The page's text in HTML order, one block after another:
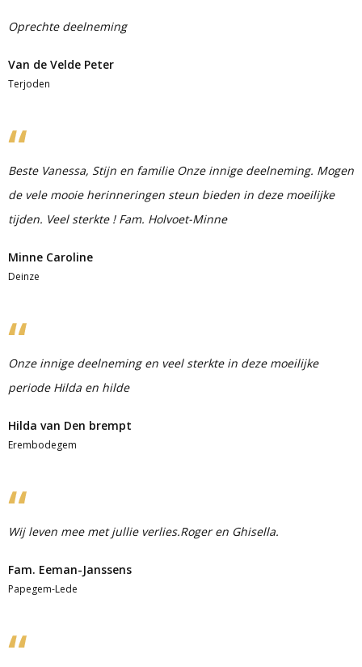
Oprechte deelneming
Van de Velde Peter
Terjoden
Beste Vanessa, Stijn en familie Onze innige deelneming. Mogen
de vele mooie herinneringen steun bieden in deze moeilijke
tijden. Veel sterkte ! Fam. Holvoet-Minne
Minne Caroline
Deinze
Onze innige deelneming en veel sterkte in deze moeilijke
periode Hilda en hilde
Hilda van Den brempt
Erembodegem
Wij leven mee met jullie verlies.Roger en Ghisella.
Fam. Eeman-Janssens
Papegem-Lede